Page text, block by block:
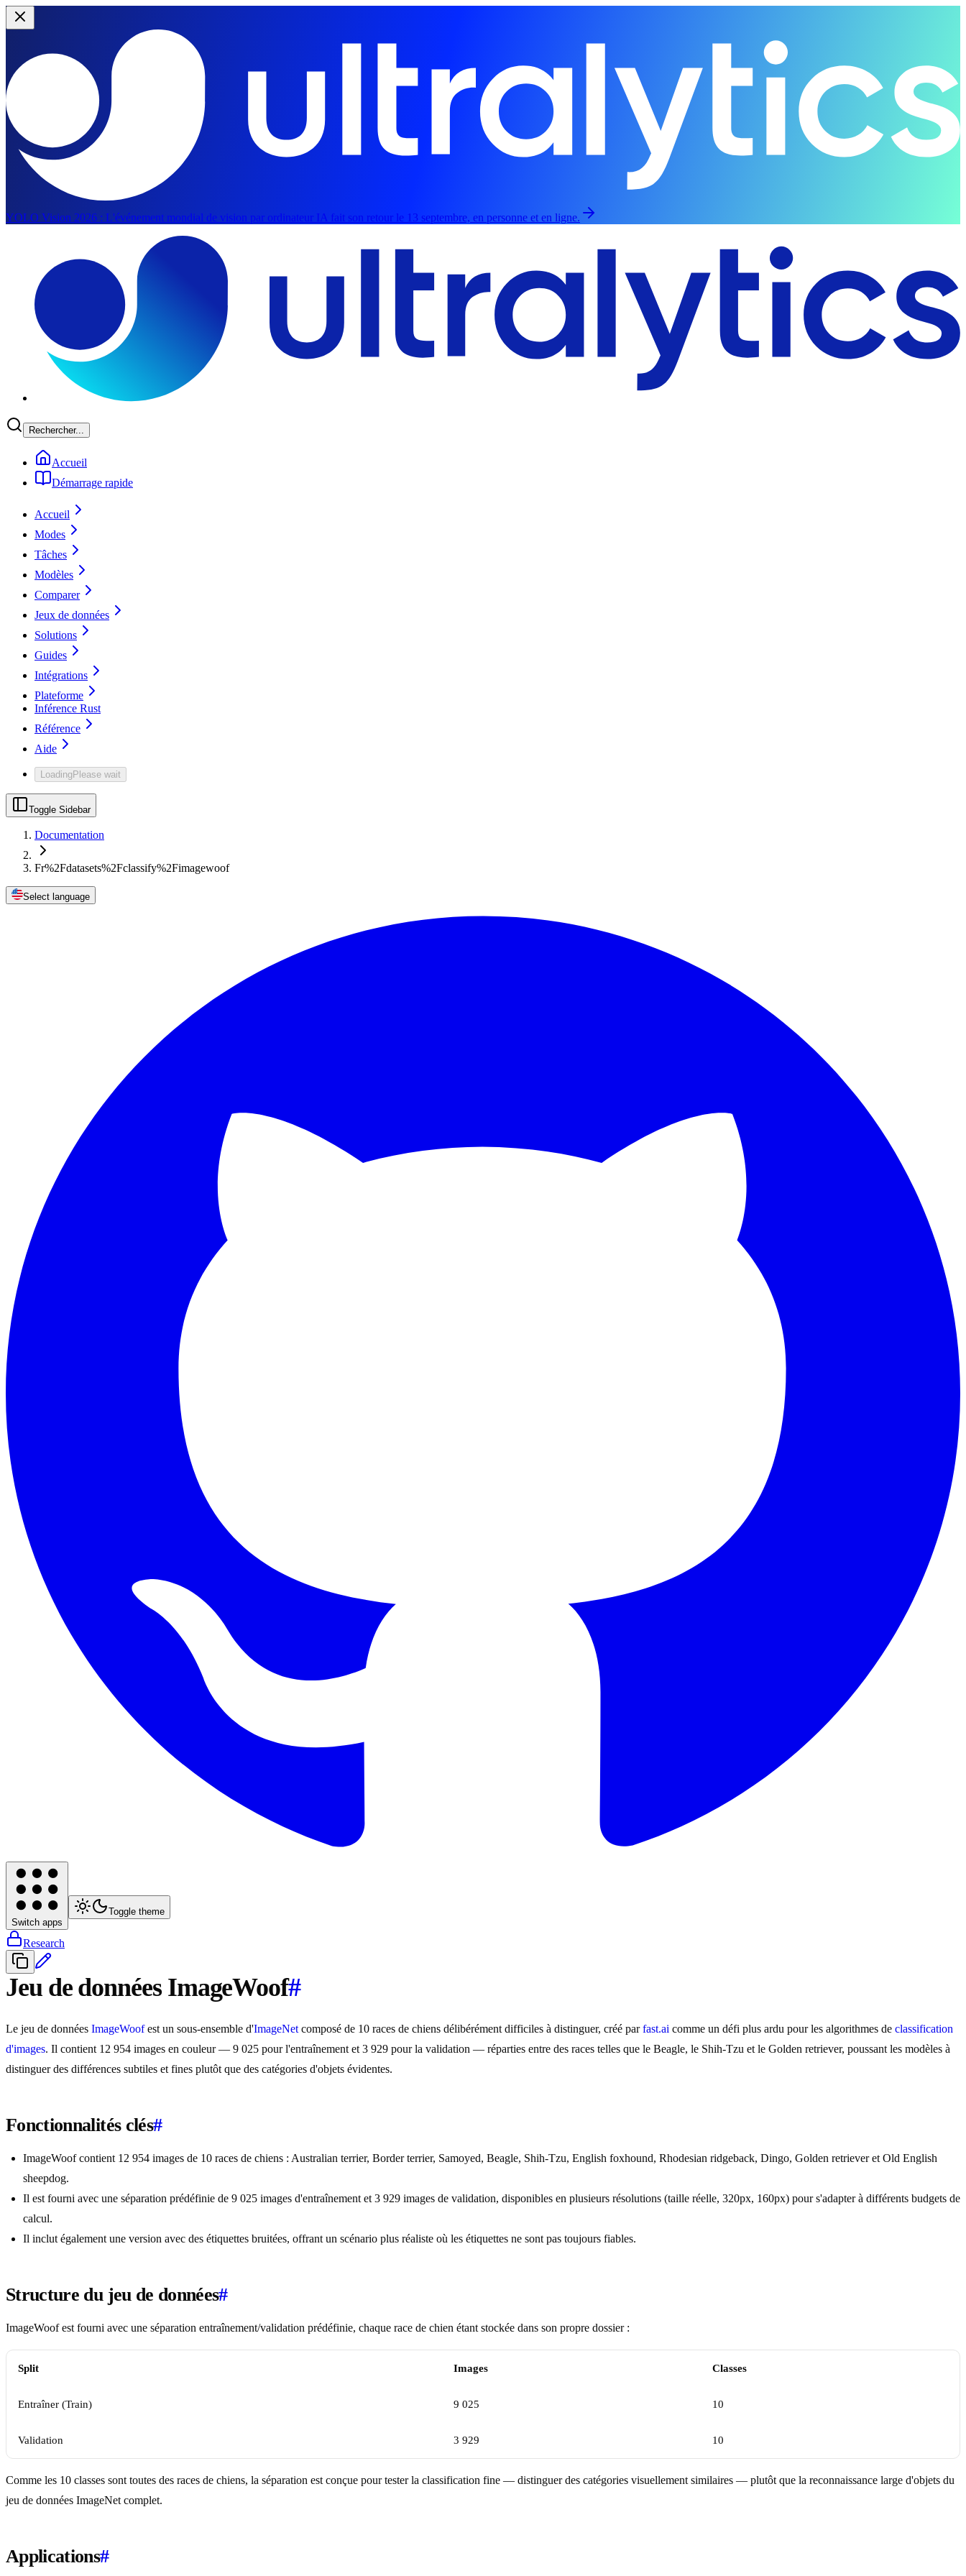
YOLO Vision 2026 : L'événement mondial de vision par ordinateur IA fait son retour le 13 septembre, en personne et en ligne.
Rechercher...
Accueil
Démarrage rapide
Accueil
Modes
Tâches
Modèles
Comparer
Jeux de données
Solutions
Guides
Intégrations
Plateforme
Inférence Rust
Référence
Aide
LoadingPlease wait
Toggle Sidebar
Documentation
Fr%2Fdatasets%2Fclassify%2Fimagewoof
Select language
Switch apps
Toggle theme
Research
Jeu de données ImageWoof#
Le jeu de données ImageWoofest un sous-ensemble d'ImageNet composé de 10 races de chiens délibérément difficiles à distinguer, créé parfast.ai comme un défi plus ardu pour les algorithmes de classification
d'images. Il contient 12 954 images en couleur — 9 025 pour l'entraînement et 3 929 pour la validation — réparties entre des races telles que le Beagle, le Shih-Tzu et le Golden retriever, poussant les modèles à
distinguer des différences subtiles et fines plutôt que des catégories d'objets évidentes.
Fonctionnalités clés#
ImageWoof contient 12 954 images de 10 races de chiens : Australian terrier, Border terrier, Samoyed, Beagle, Shih-Tzu, English foxhound, Rhodesian ridgeback, Dingo, Golden retriever et Old English
sheepdog.
Il est fourni avec une séparation prédéfinie de 9 025 images d'entraînement et 3 929 images de validation, disponibles en plusieurs résolutions (taille réelle, 320px, 160px) pour s'adapter à différents budgets de
calcul.
Il inclut également une version avec des étiquettes bruitées, offrant un scénario plus réaliste où les étiquettes ne sont pas toujours fiables.
Structure du jeu de données#
ImageWoof est fourni avec une séparation entraînement/validation prédéfinie, chaque race de chien étant stockée dans son propre dossier :
Split Images Classes
Entraîner (Train) 9 025 10
Validation 3 929 10
Comme les 10 classes sont toutes des races de chiens, la séparation est conçue pour tester la classification fine — distinguer des catégories visuellement similaires — plutôt que la reconnaissance large d'objets du
jeu de données ImageNet complet.
Applications#